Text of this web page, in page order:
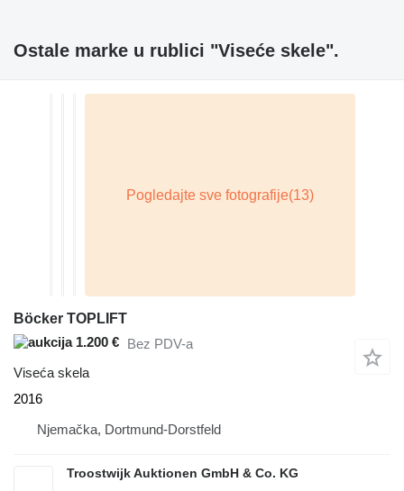
Ostale marke u rublici "Viseće skele".
Böcker TOPLIFT
1.200 € Bez PDV-a
Viseća skela
2016
Njemačka, Dortmund-Dorstfeld
Troostwijk Auktionen GmbH & Co. KG